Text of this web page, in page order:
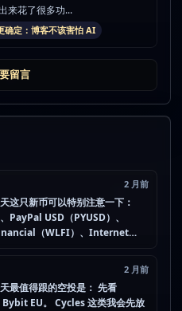
来花了很多功...
确定：博客不该害怕 AI
留言
2 月前
这只新币可以特别注意一下：
PayPal USD（PYUSD）、
（WLFI）、Internet
是在回流”的样本。 这种时候最怕
2 月前
最值得跟的空投是： 先看
EU。 Cycles 这类我会先放